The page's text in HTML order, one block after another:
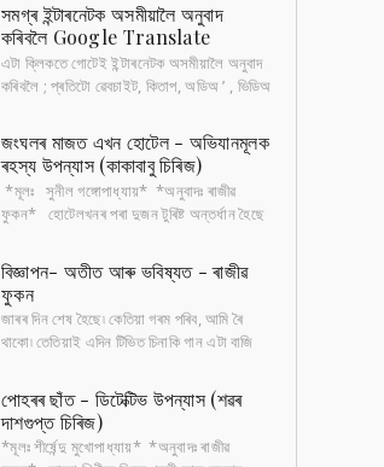
সমগ্ৰ ইন্টাৰনেটক অসমীয়ালৈ অনুবাদ
কৰিবলৈ Google Translate
এটা ক্লিকতে গোটেই ইন্টাৰনেটক অসমীয়ালৈ অনুবাদ
কৰিবলৈ ; প্ৰতিটো ৱেবচাইট, কিতাপ, অডিঅ ’ , ভিডিঅ
জংঘলৰ মাজত এখন হোটেল - অভিযানমূলক
ৰহস্য উপন্যাস (কাকাবাবু চিৰিজ)
*মূলঃ সুনীল গঙ্গোপাধ্যায়* *অনুবাদঃ ৰাজীৱ
ফুকন* হোটেলখনৰ পৰা দুজন টুৰিষ্ট অন্তৰ্ধান হৈছে
বিজ্ঞাপন- অতীত আৰু ভবিষ্যত - ৰাজীৱ
ফুকন
জাৰৰ দিন শেষ হৈছে৷ কেতিয়া গৰম পৰিব, আমি ৰৈ
থাকো৷ তেতিয়াই এদিন টিভিত চিনাকি গান এটা বাজি
পোহৰৰ ছাঁত - ডিটেক্টিভ উপন্যাস (শৱৰ
দাশগুপ্ত চিৰিজ)
*মূলঃ শীৰ্ষেন্দু মুখোপাধ্যায়* *অনুবাদঃ ৰাজীৱ